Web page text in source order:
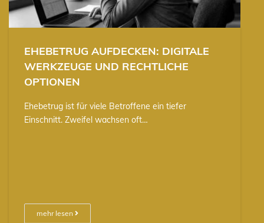
EHEBETRUG AUFDECKEN: DIGITALE
WERKZEUGE UND RECHTLICHE
OPTIONEN
Ehebetrug ist für viele Betroffene ein tiefer
Einschnitt. Zweifel wachsen oft…
mehr lesen